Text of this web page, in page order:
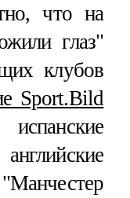
что на
глаз"
клубов
Sport.Bild